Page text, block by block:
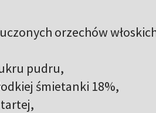
orzechów
pudru,
śmietanki 18%,
tartej,